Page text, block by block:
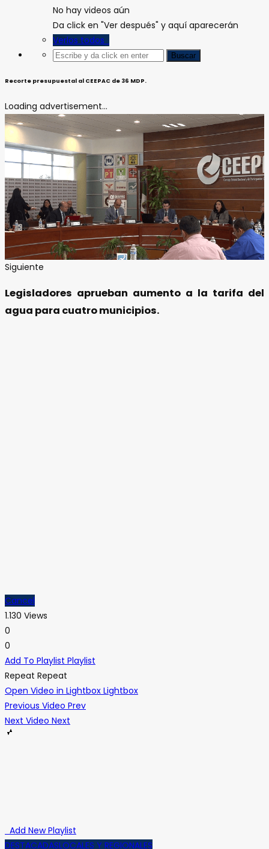
No hay videos aún
Da click en "Ver después" y aquí aparecerán
Verlos todos
Recorte presupuestal al CEEPAC de 36 MDP.
Loading advertisement...
Siguiente
Legisladores aprueban aumento a la tarifa del
agua para cuatro municipios.
Cancel
1.130 Views
0
0
Add To Playlist Playlist
Repeat Repeat
Open Video in Lightbox Lightbox
Previous Video Prev
Next Video Next
Add New Playlist
DESTACADASLOCALES Y REGIONALES